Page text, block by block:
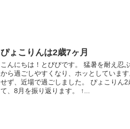
ぴょこりんは2歳7ヶ月
こんにちは！とびびです。 猛暑を耐え忍
から過ごしやすくなり、ホッとしていま
せず、近場で過ごしました。 ぴょこりん2
て、8月を振り返ります。 ↑...